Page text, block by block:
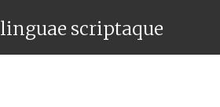
linguae scriptaque